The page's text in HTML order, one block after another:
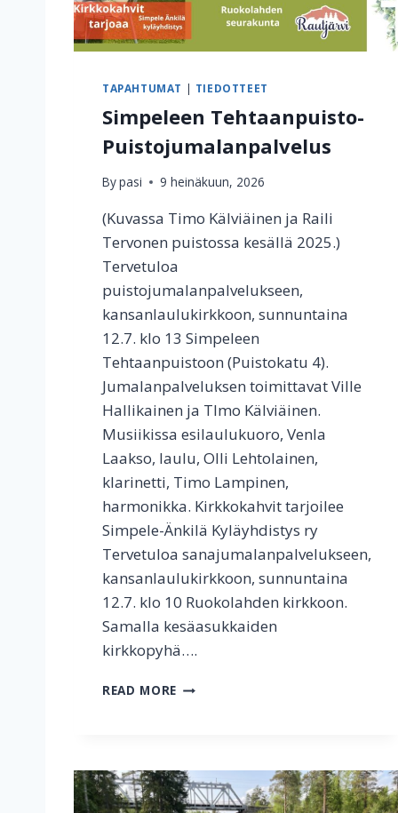
TAPAHTUMAT | TIEDOTTEET
Simpeleen Tehtaanpuisto-
Puistojumalanpalvelus
Bypasi 9 heinäkuun, 2026
(Kuvassa Timo Kälviäinen ja Raili
Tervonen puistossa kesällä 2025.)
Tervetuloa
puistojumalanpalvelukseen,
kansanlaulukirkkoon, sunnuntaina
12.7. klo 13 Simpeleen
Tehtaanpuistoon (Puistokatu 4).
Jumalanpalveluksen toimittavat Ville
Hallikainen ja TImo Kälviäinen.
Musiikissa esilaulukuoro, Venla
Laakso, laulu, Olli Lehtolainen,
klarinetti, Timo Lampinen,
harmonikka. Kirkkokahvit tarjoilee
Simpele-Änkilä Kyläyhdistys ry
Tervetuloa sanajumalanpalvelukseen,
kansanlaulukirkkoon, sunnuntaina
12.7. klo 10 Ruokolahden kirkkoon.
Samalla kesäasukkaiden
kirkkopyhä….
READ MORE S
L
E